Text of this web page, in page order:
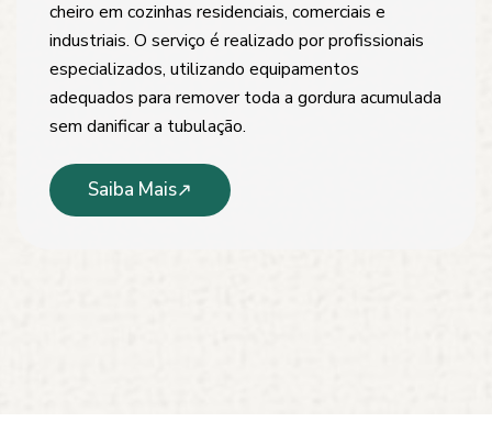
cheiro em cozinhas residenciais, comerciais e
industriais. O serviço é realizado por profissionais
especializados, utilizando equipamentos
adequados para remover toda a gordura acumulada
sem danificar a tubulação.
Saiba Mais